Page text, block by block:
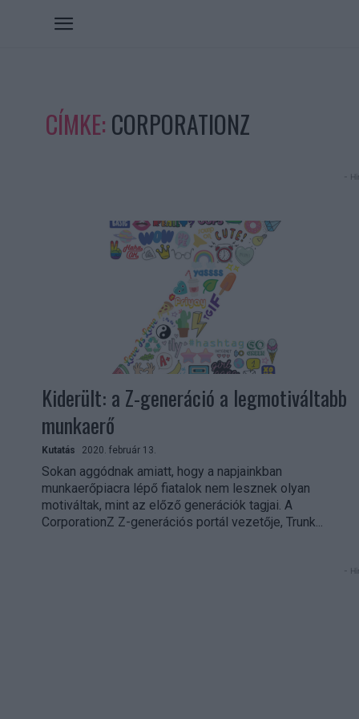
CÍMKE: CORPORATIONZ
-
Kiderült: a Z-generáció a legmotiváltabb
munkaerő
Kutatás 2020. február 13.
Sokan aggódnak amiatt, hogy a napjainkban
munkaerőpiacra lépő fiatalok nem lesznek olyan
motiváltak, mint az előző generációk tagjai. A
CorporationZ Z-generációs portál vezetője, Trunk...
-